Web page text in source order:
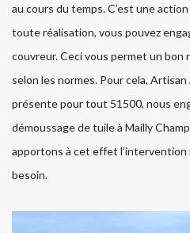
au cours du temps. C’est une
toute réalisation, vous pouvez
couvreur. Ceci vous permet un
selon les normes. Pour cela,
présente pour tout 51500, nous
démoussage de tuile à Mailly
apportons à cet effet
besoin.